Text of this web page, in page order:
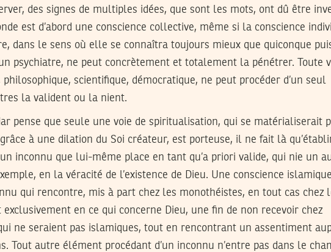
des signes de multiples idées, que sont les mots, ont dû être
est d’abord une conscience collective, même si la conscience
dans le sens où elle se connaîtra toujours mieux que quiconque
psychiatre, ne peut concrètement et totalement la pénétrer. Toute
scientifique, démocratique, ne peut procéder d’un seul
la valident ou la nient.
pense que seule une voie de spiritualisation, qui se matérialiserait
à une dilation du Soi créateur, est porteuse, il ne fait là
inconnu que lui-même place en tant qu’a priori valide, qui nie un
en la véracité de l’existence de Dieu. Une conscience
qui rencontre, mis à part chez les monothéistes, en tout cas chez
exclusivement en ce qui concerne Dieu, une fin de non recevoir chez
ne seraient pas islamiques, tout en rencontrant un assentiment
Tout autre élément procédant d’un inconnu n’entre pas dans le